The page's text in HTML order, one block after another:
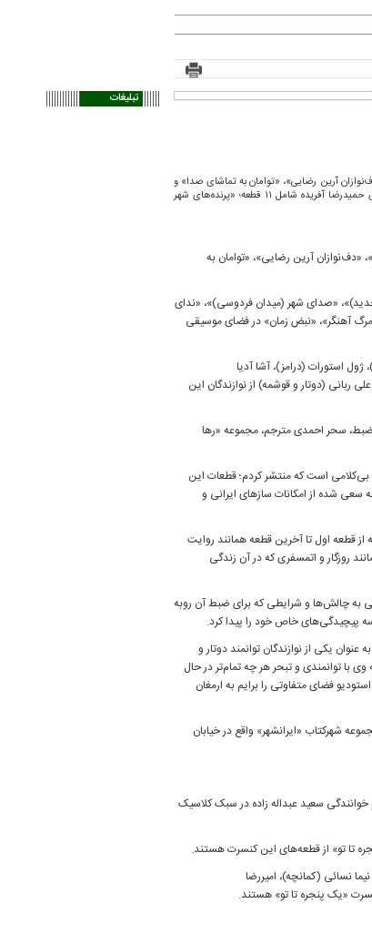
آرین رضایی»، «توامان به تماشای صدا» و
تغییر زمان «کران تا کران» از خبرهای امروز حوزه موسیقی است. آلبوم موسیقی «حوا بارانی بود» به آهنگسازی حمیدرضا آفریده شامل ۱۱ قطعه؛ «پرنده‌های شهر
«دف‌نوازان آرین رضایی»، «توامان به
۱۱ قطعه؛ «پرنده‌های شهر من(تنظیم جدید)»، «صدای شهر (میدان فردوسی)»، «ندای
آهنگر»، «نبض زمان» در فضای موسیقی
استورات (درامز)، آشا آدیا
(دوتار و قوشمه) از نوازندگان این
سحر احمدی مترجم، مجموعه «رها
بی‌کلامی است که منتشر کردم؛ قطعات این
شده از امکانات سازهای ایرانی و
قطعه اول تا آخرین قطعه همانند روایت
روزگار و اتمسفری که در آن زندگی
به چالش‌ها و شرایطی که برای ضبط آن روبه
پیچیدگی‌های خاص خود را پیدا کرد.
یکی از نوازندگان توانمند دوتار و
با توانمندی و تبحر هر چه تمام‌تر در حال
فضای متفاوتی را برایم به ارمغان
ساعت ۱۸ توسط نشر و پخش جوان در مجموعه شهرکتاب «ایرانشهر» واقع در خیابان
سعید عبداله زاده در سبک کلاسیک
تا تو» از قطعه‌های این کنسرت هستند.
نسائی (کمانچه)، امیررضا
«یک پنجره تا تو» هستند.
تبلیغات